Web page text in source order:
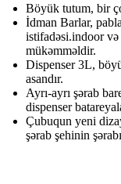
Böyük tutum, bir
İdman Barlar,
istifadəsi.indoor və
mükəmməldir.
Dispenser 3L,
asandır.
Ayrı-ayrı şərab
dispenser
Çubuqun yeni
şərab şehinin